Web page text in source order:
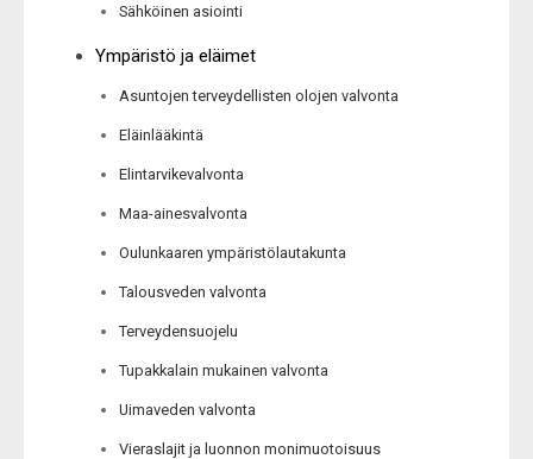
Sähköinen asiointi
Ympäristö ja eläimet
Asuntojen terveydellisten olojen valvonta
Eläinlääkintä
Elintarvikevalvonta
Maa-ainesvalvonta
Oulunkaaren ympäristölautakunta
Talousveden valvonta
Terveydensuojelu
Tupakkalain mukainen valvonta
Uimaveden valvonta
Vieraslajit ja luonnon monimuotoisuus